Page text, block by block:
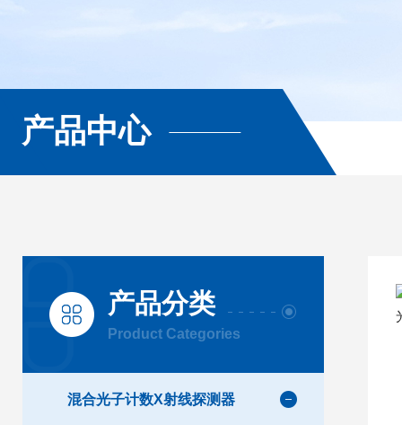
产品中心
产品分类
Product Categories
混合光子计数X射线探测器